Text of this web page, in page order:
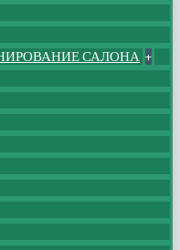
САЛОНА +